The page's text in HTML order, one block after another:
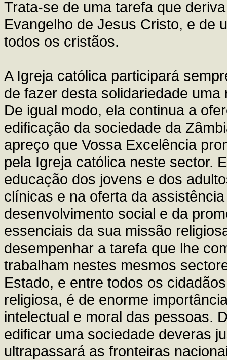
Trata-se de uma tarefa que
Evangelho de Jesus Cristo, e de
todos os cristãos.
A Igreja católica participará
de fazer desta solidariedade
De igual modo, ela continua a
edificação da sociedade da
apreço que Vossa Excelência
pela Igreja católica neste sector.
educação dos jovens e dos
clínicas e na oferta da
desenvolvimento social e da
essenciais da sua missão
desempenhar a tarefa que lhe
trabalham nestes mesmos
Estado, e entre todos os
religiosa, é de enorme
intelectual e moral das pessoas.
edificar uma sociedade deveras
ultrapassará as fronteiras